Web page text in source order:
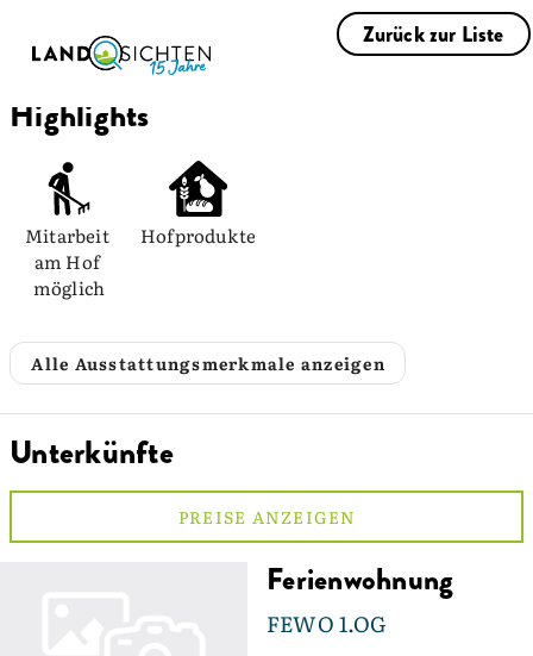
Zurück zur Liste
Highlights
Mitarbeit
am Hof
möglich
Hofprodukte
Alle Ausstattungsmerkmale anzeigen
Unterkünfte
PREISE ANZEIGEN
Ferienwohnung
FEWO 1.OG